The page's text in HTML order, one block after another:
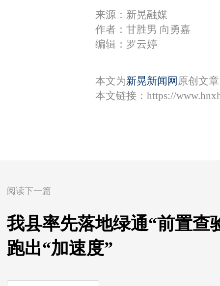
来源：新晃融媒
作者：甘胜男 向勇嘉
编辑：罗云婷
本文为新晃新闻网 原创文
本文链接： https://
阅读下一篇
我县率先落地绿通“前置查
跑出“加速度”